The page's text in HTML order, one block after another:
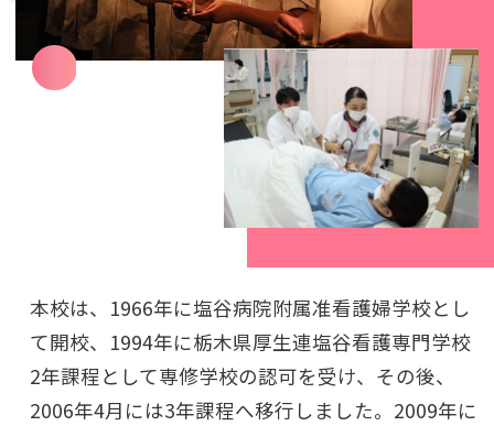
本校は、1966年に塩谷病院附属准看護婦学校とし
て開校、1994年に栃木県厚生連塩谷看護専門学校
2年課程として専修学校の認可を受け、その後、
2006年4月には3年課程へ移行しました。2009年に